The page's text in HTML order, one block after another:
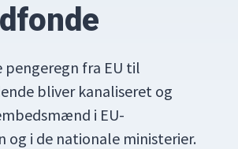
pengeregn fra EU til
bliver kanaliseret og
i EU-
og i de nationale ministerier.